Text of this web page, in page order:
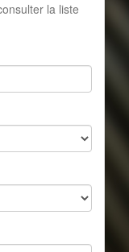
la liste